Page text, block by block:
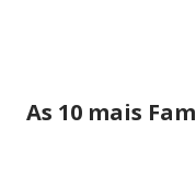
As 10 mais